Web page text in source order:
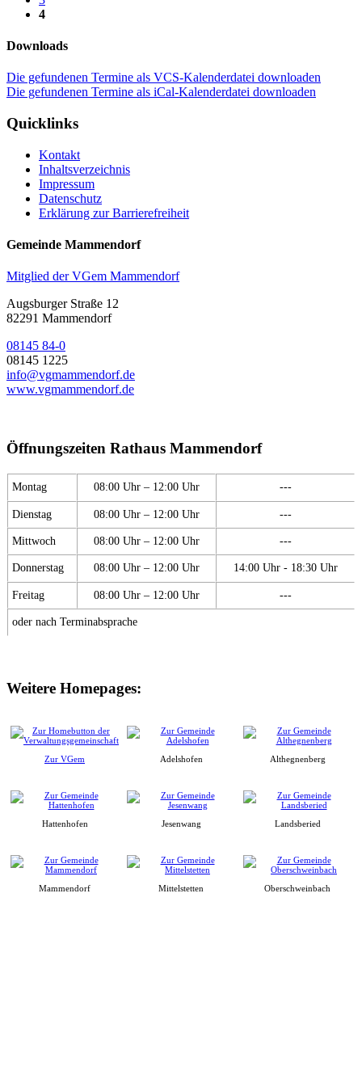
4
Downloads
Die gefundenen Termine als VCS-Kalenderdatei downloaden
Die gefundenen Termine als iCal-Kalenderdatei downloaden
Quicklinks
Kontakt
Inhaltsverzeichnis
Impressum
Datenschutz
Erklärung zur Barrierefreiheit
Gemeinde Mammendorf
Mitglied der VGem Mammendorf
Augsburger Straße 12
82291 Mammendorf
08145 84-0
08145 1225
info@vgmammendorf.de
www.vgmammendorf.de
Öffnungszeiten Rathaus Mammendorf
Montag 08:00 Uhr – 12:00 Uhr ---
Dienstag 08:00 Uhr – 12:00 Uhr ---
Mittwoch 08:00 Uhr – 12:00 Uhr ---
Donnerstag 08:00 Uhr – 12:00 Uhr 14:00 Uhr - 18:30 Uhr
Freitag 08:00 Uhr – 12:00 Uhr ---
oder nach Terminabsprache
Weitere Homepages:
Zur VGem Adelshofen Althegnenberg
Hattenhofen Jesenwang Landsberied
Mammendorf Mittelstetten Oberschweinbach